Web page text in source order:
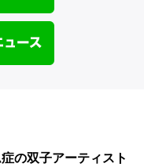
の双子アーティスト